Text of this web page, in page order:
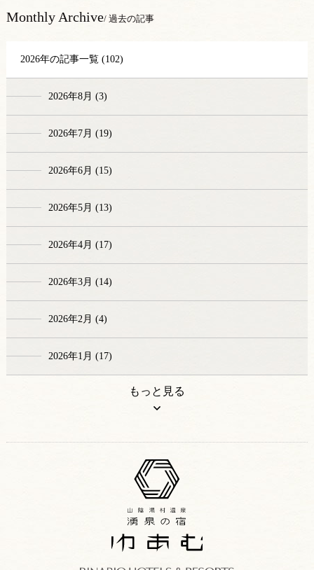
Monthly Archive/ 過去の記事
2026年の記事一覧 (102)
2026年8月 (3)
2026年7月 (19)
2026年6月 (15)
2026年5月 (13)
2026年4月 (17)
2026年3月 (14)
2026年2月 (4)
2026年1月 (17)
もっと見る